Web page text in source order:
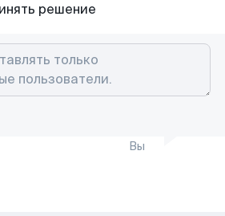
решение
Вы